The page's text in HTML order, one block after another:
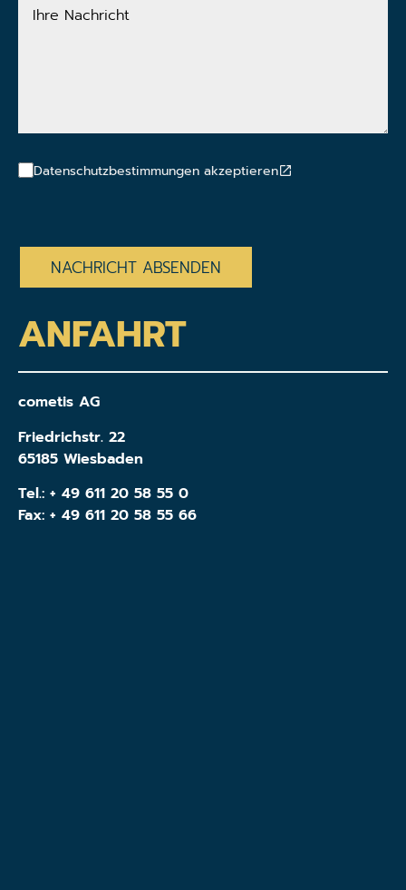
Nachricht
Datenschutzbestimmungen akzeptieren
ANFAHRT
cometis AG
Friedrichstr. 22
65185 Wiesbaden
Tel.: + 49 611 20 58 55 0
Fax: + 49 611 20 58 55 66